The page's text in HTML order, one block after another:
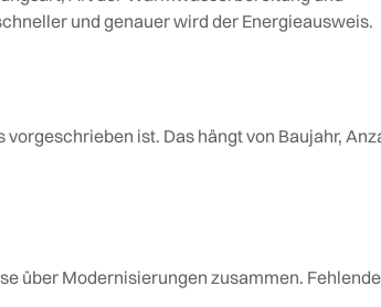
und genauer wird der Energieausweis.
ist. Das hängt von Baujahr,
über Modernisierungen zusammen. Fehlende